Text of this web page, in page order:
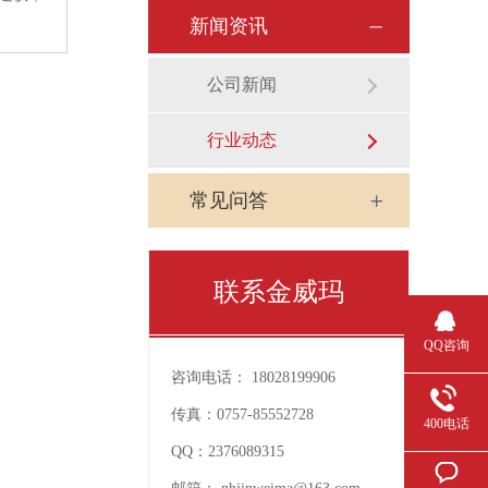
新闻资讯
公司新闻
行业动态
常见问答
联系金威玛
咨询电话： 18028199906
传真： 0757-85552728
QQ： 2376089315
QQ咨询
400电话